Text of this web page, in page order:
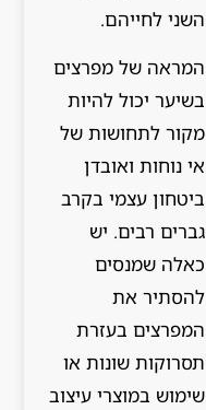
השני לחייהם.
המראה של מפרצים
בשיער יכול להיות
מקור לתחושות של
אי נוחות ואובדן
ביטחון עצמי בקרב
גברים רבים. יש
כאלה שמנסים
להסתיר את
המפרצים בעזרת
תסרוקות שונות או
שימוש במוצרי עיצוב